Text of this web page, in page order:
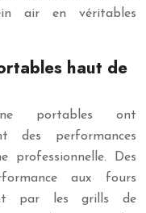
air en véritables
haut de
portables ont
des performances
professionnelle. Des
aux fours
par les grills de